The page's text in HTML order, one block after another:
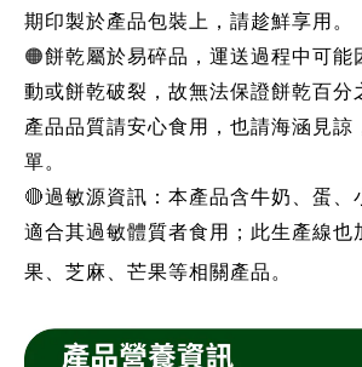
期印製於產品包裝上，請趁鮮享用。
🟠餅乾屬於易碎品，運送過程中可能
動或餅乾破裂，故無法保證餅乾百分
產品品質請安心食用，也請海涵見諒
單。
🔴過敏源資訊：本產品含牛奶、蛋、
適合其過敏體質者食用；此生產線也
果、芝麻、芒果等相關產品。